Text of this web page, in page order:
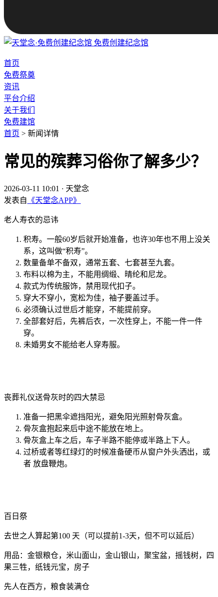
免费创建纪念馆
首页
免费祭奠
资讯
平台介绍
关于我们
免费建馆
首页 > 新闻详情
常见的殡葬习俗你了解多少？
2026-03-11 10:01 · 天堂念
发表自 《天堂念APP》
老人寿衣的忌讳
积寿。一般60岁后就开始准备，也许30年也不用上没关
系，这叫做“积寿”。
数量备单不备双，通常五套、七套甚至九套。
布料以棉为主，不能用绸缎、晴纶和尼龙。
款式为传统服饰，禁用现代扣子。
穿大不穿小，宽松为佳，袖子要盖过手。
必须确认过世后才能穿，不能提前穿。
全部套好后，先裤后衣，一次性穿上，不能一件一件
穿。
未婚男女不能给老人穿寿服。
丧葬礼仪送骨灰时的四大禁忌
准备一把黑伞遮挡阳光，避免阳光照射骨灰盒。
骨灰盒抱起来后中途不能放在地上。
骨灰盒上车之后，车子半路不能停或半路上下人。
过桥或者等红绿灯的时候准备硬币从窗户外头洒出，或
者 放盘鞭炮。
百日祭
去世之人算起第100 天（可以提前1-3天，但不可以延后）
用品：金银粮仓，米山面山，金山银山，聚宝盆，摇钱树，四
果三牲，纸钱元宝，房子
先人在西方，粮食装满仓